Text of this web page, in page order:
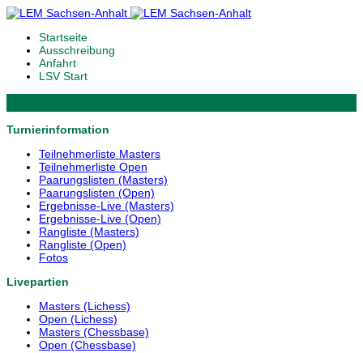
Startseite
Ausschreibung
Anfahrt
LSV Start
Turnierinformation
Teilnehmerliste Masters
Teilnehmerliste Open
Paarungslisten (Masters)
Paarungslisten (Open)
Ergebnisse-Live (Masters)
Ergebnisse-Live (Open)
Rangliste (Masters)
Rangliste (Open)
Fotos
Livepartien
Masters (Lichess)
Open (Lichess)
Masters (Chessbase)
Open (Chessbase)